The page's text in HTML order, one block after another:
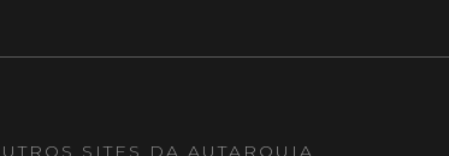
SITES DA AUTARQUIA